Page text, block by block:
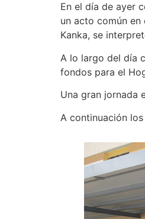
En el día de ayer
un acto común en
Kanka, se
A lo largo del día
fondos para el
Una gran jornada
A continuación